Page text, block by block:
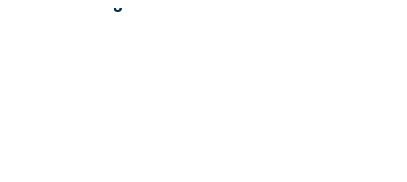
...или войдите используя